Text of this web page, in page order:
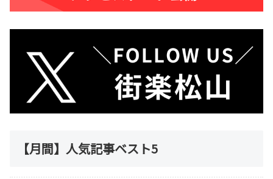
【月間】人気記事ベスト5